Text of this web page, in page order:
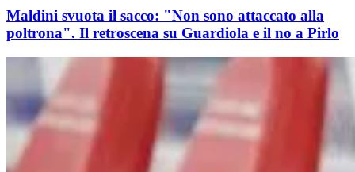
Maldini svuota il sacco: "Non sono attaccato alla
poltrona". Il retroscena su Guardiola e il no a Pirlo